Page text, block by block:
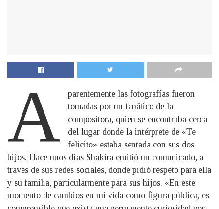
A
parentemente las fotografías fueron
tomadas por un fanático de la
compositora, quien se encontraba cerca
del lugar donde la intérprete de «Te
felicito» estaba sentada con sus dos
hijos. Hace unos días Shakira emitió un comunicado, a
través de sus redes sociales, donde pidió respeto para ella
y su familia, particularmente para sus hijos. «En este
momento de cambios en mi vida como figura pública, es